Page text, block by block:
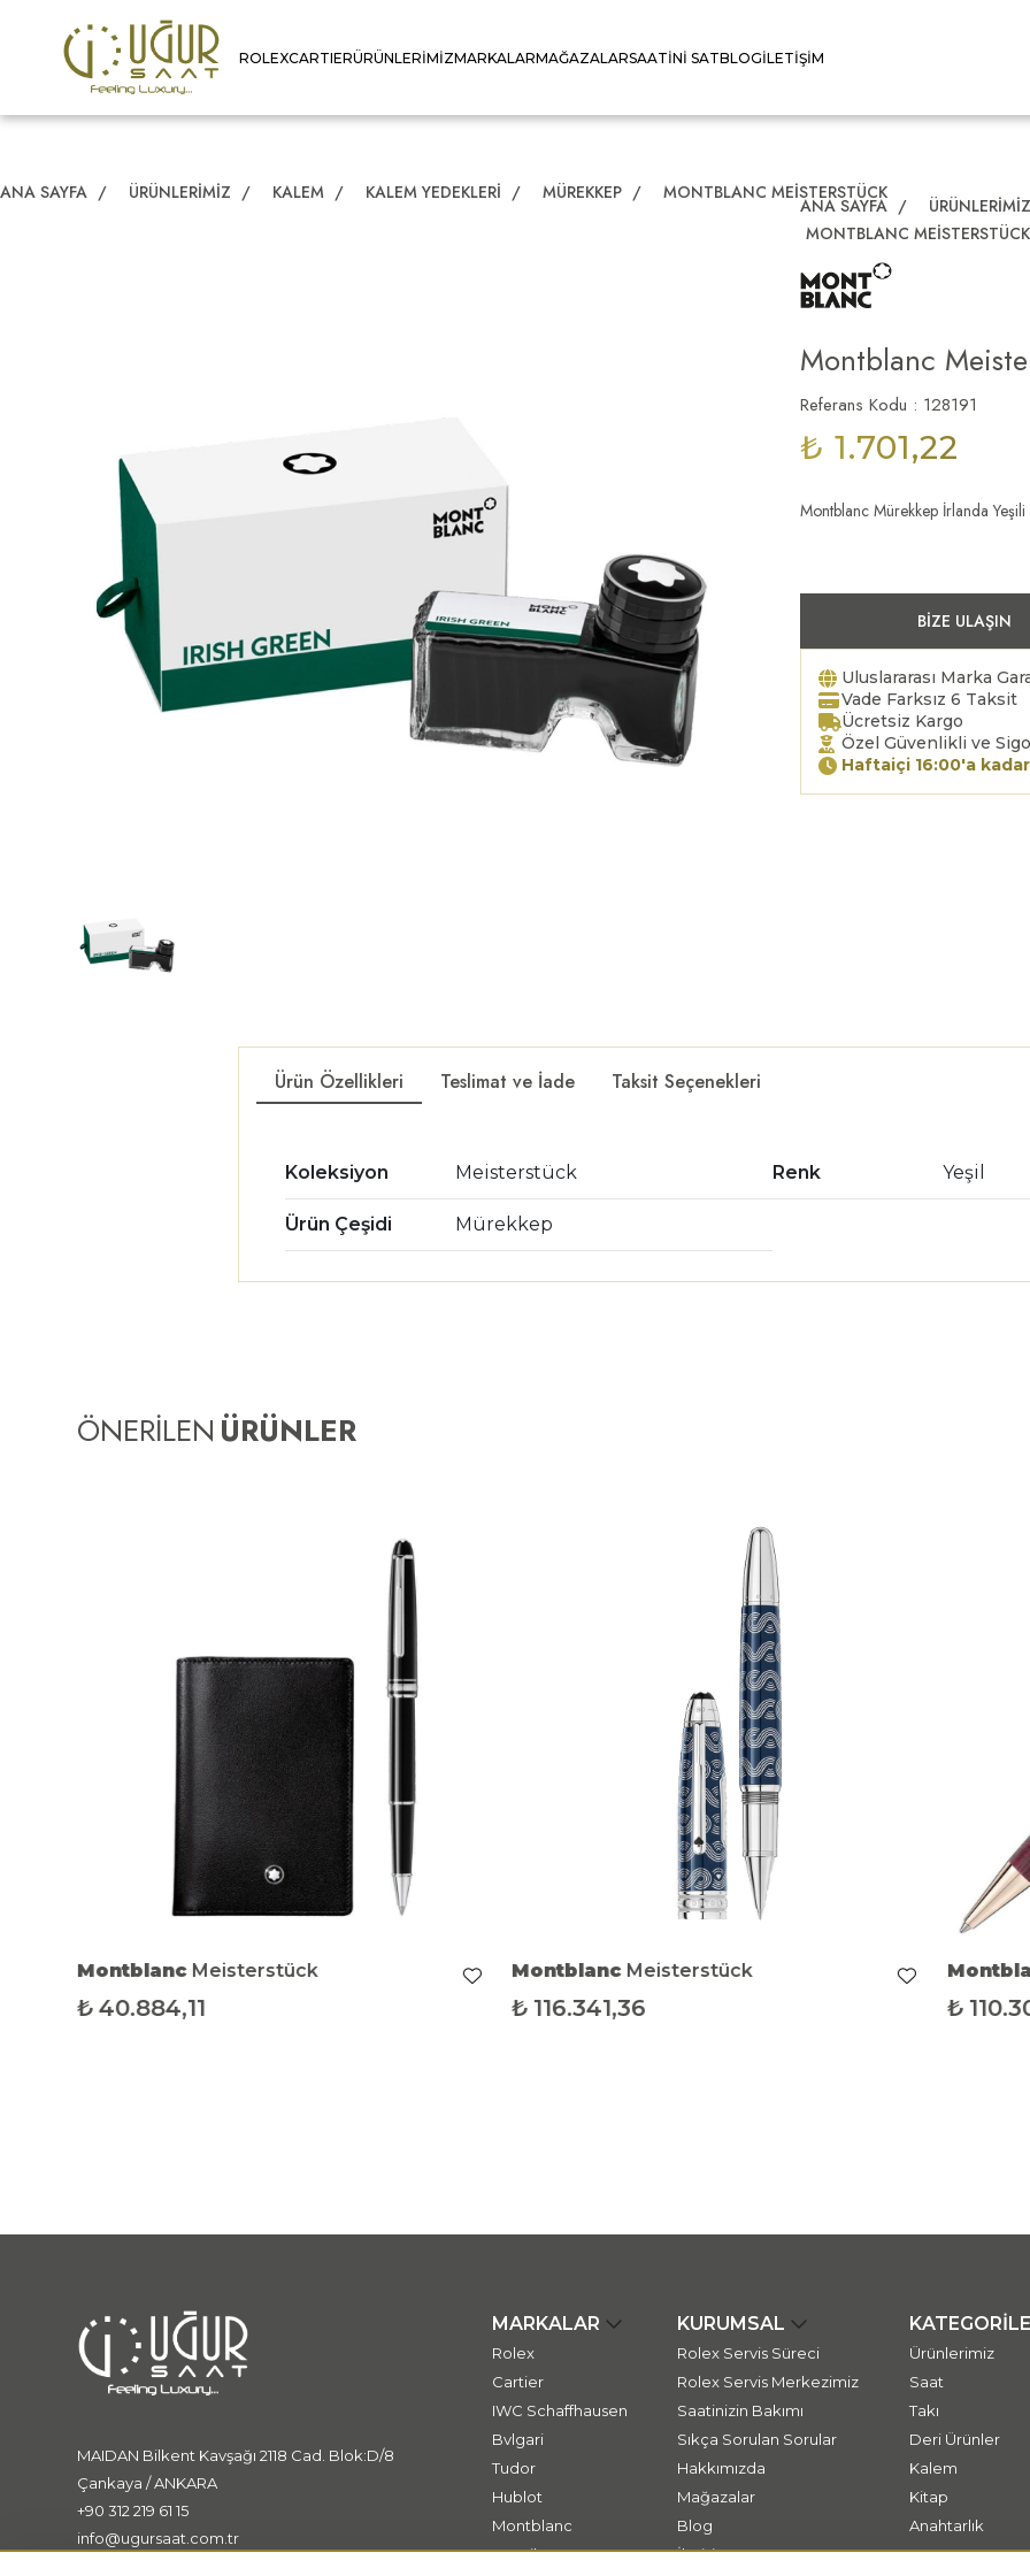
ROLEXCARTIERÜRÜNLERIMIZMARKALARMAĞAZALARSAATINI SATBLOGİLETIŞIM
ANA SAYFA / ÜRÜNLERIMIZ / KALEM / KALEM YEDEKLERI / MÜREKKEP / MONTBLANC MEISTERSTÜCK
ANA SAYFA / ÜRÜNLERIMIZ
MONTBLANC MEISTERSTÜCK
Montblanc
Referans Kodu : 128191
₺ 1.701,22
Montblanc Mürekkep İrlanda Yeşili
BIZE ULAŞIN
Uluslararası Marka
Vade Farksız 6 Taksit
Ücretsiz Kargo
Özel Güvenlikli ve
Haftaiçi 16:00'a
Ürün Özellikleri Teslimat ve İade Taksit Seçenekleri
Koleksiyon Meisterstück Renk Yeşil
Ürün Çeşidi Mürekkep
ÖNERİLEN ÜRÜNLER
Montblanc Meisterstück
₺ 40.884,11
Montblanc Meisterstück
₺ 116.341,36 ₺
MAIDAN Bilkent Kavşağı 2118 Cad. Blok:D/8
Çankaya / ANKARA
+90 312 219 61 15
info@ugursaat.com.tr
MARKALAR
Rolex
Cartier
IWC Schaffhausen
Bvlgari
Tudor
Hublot
Montblanc
Messika
KURUMSAL
Rolex Servis Süreci
Rolex Servis Merkezimiz
Saatinizin Bakımı
Sıkça Sorulan Sorular
Hakkımızda
Mağazalar
Blog
İletişim
Ürünlerimiz
Saat
Takı
Deri Ürünler
Kalem
Kitap
Anahtarlık